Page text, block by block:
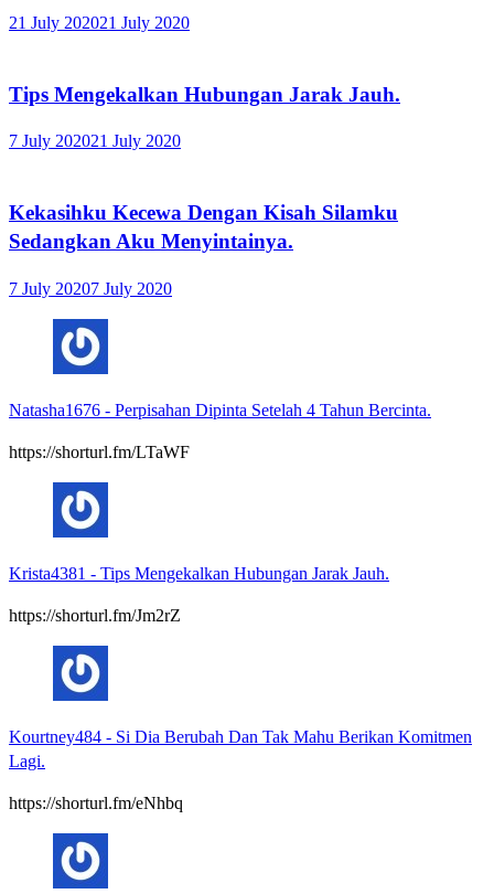
21 July 202021 July 2020
Tips Mengekalkan Hubungan Jarak Jauh.
7 July 202021 July 2020
Kekasihku Kecewa Dengan Kisah Silamku
Sedangkan Aku Menyintainya.
7 July 20207 July 2020
Natasha1676 - Perpisahan Dipinta Setelah 4 Tahun Bercinta.
https://shorturl.fm/LTaWF
Krista4381 - Tips Mengekalkan Hubungan Jarak Jauh.
https://shorturl.fm/Jm2rZ
Kourtney484 - Si Dia Berubah Dan Tak Mahu Berikan Komitmen
Lagi.
https://shorturl.fm/eNhbq